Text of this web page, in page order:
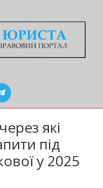
які
під
у 2025